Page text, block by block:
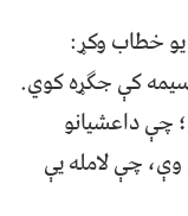
خطاب وکړ:
کې جګړه کوي.
چې داعشيانو
چې لامله يې